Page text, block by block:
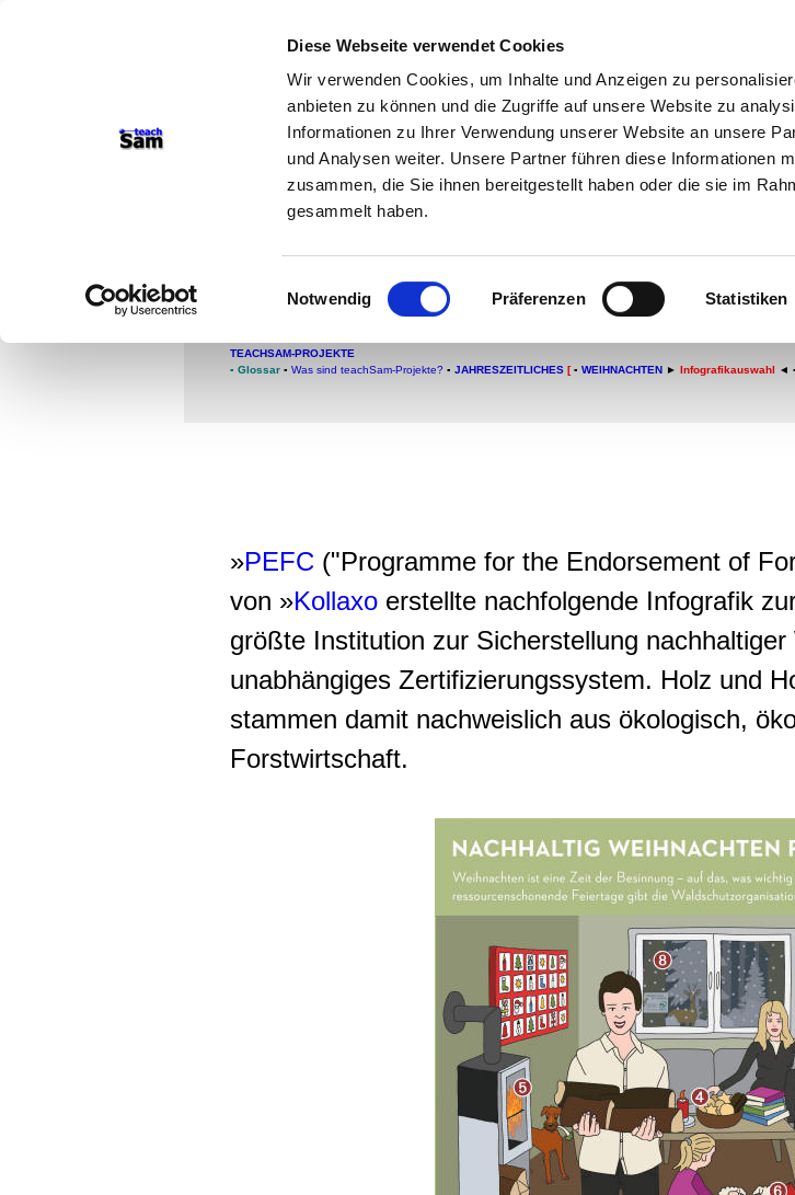
Diese Webseite verwendet Cookies
Wir verwenden Cookies, um Inhalte und Anzeigen zu
anbieten zu können und die Zugriffe auf unsere Website zu
Informationen zu Ihrer Verwendung unserer Website an unsere
und Analysen weiter. Unsere Partner führen diese Informationen
zusammen, die Sie ihnen bereitgestellt haben oder die sie im
gesammelt haben.
Einwilligungsauswahl
Notwendig Präferenzen Statistiken
teachSam- Arbeitsbereiche:
Arbeitstechniken- Deutsch-Geschichte-Politik-
-Methodik und Didaktik -Projekte-So
So sucht man auf teachSam-teachSam
Infografikauswahl Weihnachten
Nachhaltig Weihnachten feiern
Ein Sachbild analysieren
TEACHSAM-PROJEKTE
▪ Glossar ▪ Was sind teachSam-Projekte? ▪ JAHRESZEITLICHES [▪ WEIHNACHTEN ► Infografikauswahl ◄ ▪
»PEFC ("Programme for the Endorsement of
von »Kollaxo erstellte nachfolgende Infografik
größte Institution zur Sicherstellung
unabhängiges Zertifizierungssystem. Holz und
stammen damit nachweislich aus ökologisch,
Forstwirtschaft.